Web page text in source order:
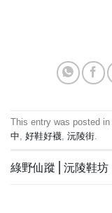
This entry was posted in
中, 好鞋好襪, 沅陵街.
綠野仙蹤⎪沅陵鞋坊